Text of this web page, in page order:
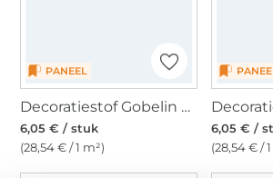
PANEEL
Decoratiestof Gobelin paneel Panel Fox Family, 46 x 46 cm
6,05 € / stuk
(28,54 € / 1 m²)
6,05 € /
(28,54 € /